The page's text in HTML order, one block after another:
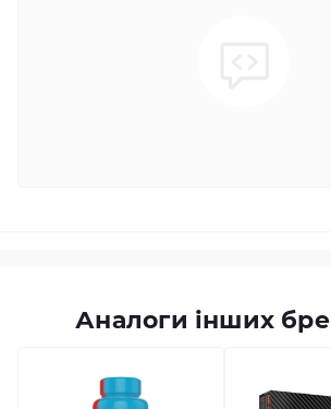
Аналоги інших